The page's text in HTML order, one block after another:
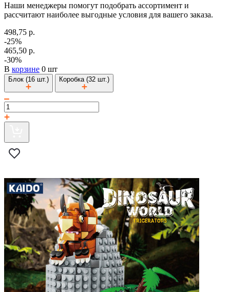
Наши менеджеры помогут подобрать ассортимент и
рассчитают наиболее выгодные условия для вашего заказа.
498,75 р.
-25%
465,50 р.
-30%
В корзине 0 шт
Блок (16 шт.) Коробка (32 шт.)